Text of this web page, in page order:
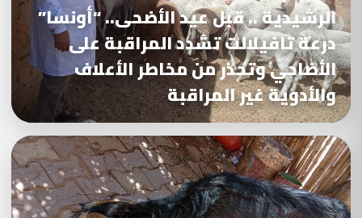
الرشيدية .. قبل عيد الأضحى.. “أونسا”
درعة تافيلالت تشدد المراقبة على
الأضاحي وتحذر من مخاطر الأعلاف
والأدوية غير المراقبة